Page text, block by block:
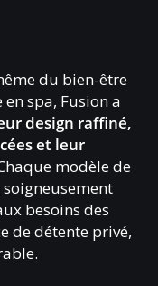
du bien-être
spa, Fusion a
design raffiné,
et leur
modèle de
besoins des
de détente privé,